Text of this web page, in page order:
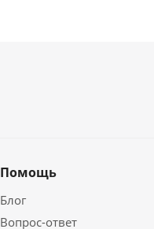
Помощь
Блог
Вопрос-ответ